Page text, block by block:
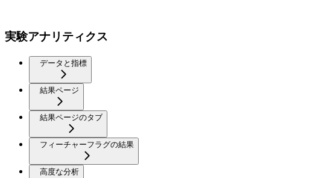
実験アナリティクス
データと指標
結果ページ
結果ページのタブ
フィーチャーフラグの結果
高度な分析